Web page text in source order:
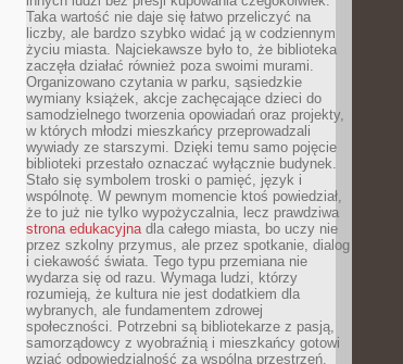
Taka wartość nie daje się łatwo przeliczyć na
liczby, ale bardzo szybko widać ją w codziennym
życiu miasta. Najciekawsze było to, że biblioteka
zaczęła działać również poza swoimi murami.
Organizowano czytania w parku, sąsiedzkie
wymiany książek, akcje zachęcające dzieci do
samodzielnego tworzenia opowiadań oraz projekty,
w których młodzi mieszkańcy przeprowadzali
wywiady ze starszymi. Dzięki temu samo pojęcie
biblioteki przestało oznaczać wyłącznie budynek.
Stało się symbolem troski o pamięć, język i
wspólnotę. W pewnym momencie ktoś powiedział,
że to już nie tylko wypożyczalnia, lecz prawdziwa
strona edukacyjnadla całego miasta, bo uczy nie
przez szkolny przymus, ale przez spotkanie, dialog
i ciekawość świata. Tego typu przemiana nie
wydarza się od razu. Wymaga ludzi, którzy
rozumieją, że kultura nie jest dodatkiem dla
wybranych, ale fundamentem zdrowej
społeczności. Potrzebni są bibliotekarze z pasją,
samorządowcy z wyobraźnią i mieszkańcy gotowi
wziąć odpowiedzialność za wspólną przestrzeń.